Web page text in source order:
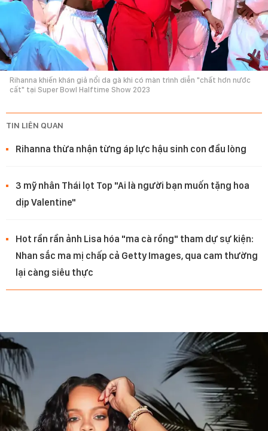
Rihanna khiến khán giả nổi da gà khi có màn trình diễn "chất hơn nước
cất" tại Super Bowl Halftime Show 2023
TIN LIÊN QUAN
Rihanna thừa nhận từng áp lực hậu sinh con đầu lòng
3 mỹ nhân Thái lọt Top "Ai là người bạn muốn tặng hoa
dịp Valentine"
Hot rần rần ảnh Lisa hóa "ma cà rồng" tham dự sự kiện:
Nhan sắc ma mị chấp cả Getty Images, qua cam thường
lại càng siêu thực